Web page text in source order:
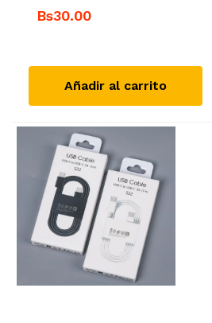
Bs30.00
Añadir al carrito